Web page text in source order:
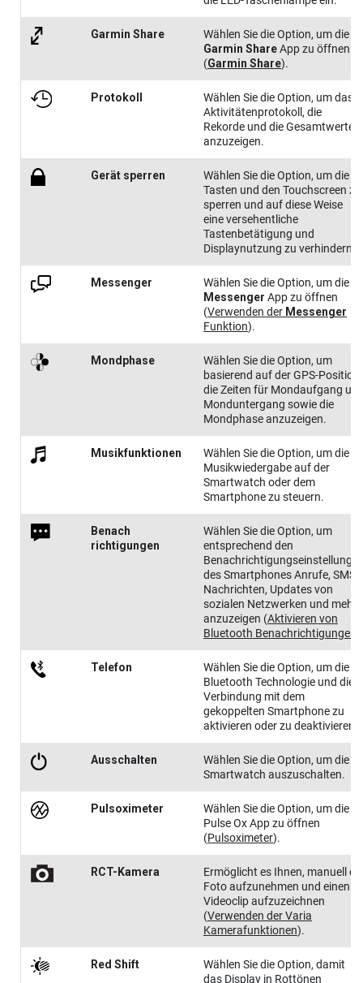
Garmin Share
Wählen Sie die Option, um die
Garmin ShareApp zu öffnen
(Garmin Share).
Protokoll
Wählen Sie die Option, um das
Aktivitätenprotokoll, die
Rekorde und die Gesamtwerte
anzuzeigen.
Gerät sperren
Wählen Sie die Option, um die
Tasten und den Touchscreen zu
sperren und auf diese Weise
eine versehentliche
Tastenbetätigung und
Displaynutzung zu verhindern.
Messenger
Wählen Sie die Option, um die
Messenger App zu öffnen
(Verwenden der Messenger
Funktion).
Mondphase
Wählen Sie die Option, um
basierend auf der GPS-Position
die Zeiten für Mondaufgang
Monduntergang sowie die
Mondphase anzuzeigen.
Musik​funktionen
Wählen Sie die Option, um die
Musikwiedergabe auf der
Smartwatch oder dem
Smartphone zu steuern.
Benach​
richtigungen
Wählen Sie die Option, um
entsprechend den
des Smartphones Anrufe, SMS-
Nachrichten, Updates von
sozialen Netzwerken und mehr
anzuzeigen (Aktivieren von
Bluetooth Benachrichtigungen
Telefon
Wählen Sie die Option, um die
Bluetooth Technologie und die
Verbindung mit dem
gekoppelten Smartphone zu
aktivieren oder zu deaktivieren.
Ausschal​ten
Wählen Sie die Option, um die
Smartwatch auszuschalten.
Puls​oxime​ter
Wählen Sie die Option, um die
Pulse Ox App zu öffnen
(Pulsoximeter).
RCT-Kamera
Ermöglicht es Ihnen, manuell ein
Foto aufzunehmen und einen
Videoclip aufzuzeichnen
(Verwenden der Varia
Kamerafunktionen).
Red Shift
Wählen Sie die Option, damit
das Display in Rottönen